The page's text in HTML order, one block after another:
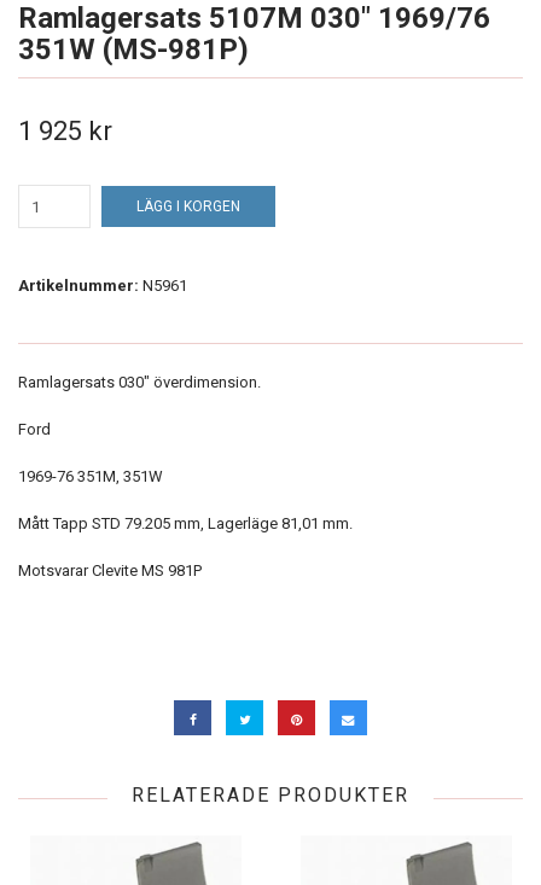
Ramlagersats 5107M 030" 1969/76
351W (MS-981P)
1 925 kr
LÄGG I KORGEN
Artikelnummer: N5961
Ramlagersats 030" överdimension.
Ford
1969-76 351M, 351W
Mått Tapp STD 79.205 mm, Lagerläge 81,01 mm.
Motsvarar Clevite MS 981P
RELATERADE PRODUKTER